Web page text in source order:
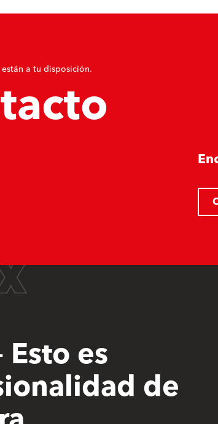
a tu disposición.
Esto es
de